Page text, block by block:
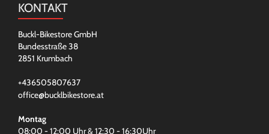
KONTAKT
Buckl-Bikestore GmbH
Bundesstraße 38
2851 Krumbach
+436505807637
office@bucklbikestore.at
Montag
08:00 - 12:00 Uhr & 12:30 - 16:30Uhr